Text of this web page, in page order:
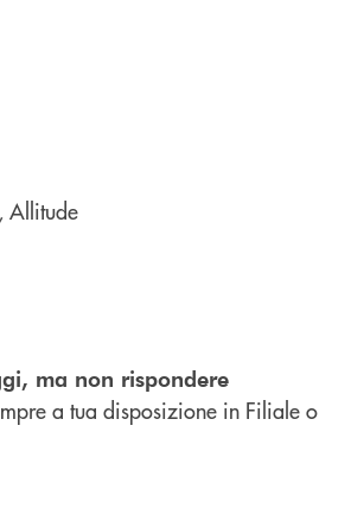
Allitude
ma non rispondere
a tua disposizione in Filiale o